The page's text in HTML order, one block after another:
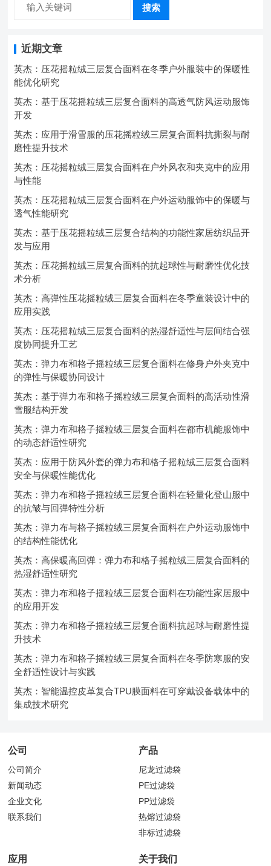
搜索
近期文章
英杰：压花摇粒绒三层复合面料在冬季户外服装中的保暖性
能优化研究
英杰：基于压花摇粒绒三层复合面料的高透气防风运动服饰
开发
英杰：应用于滑雪服的压花摇粒绒三层复合面料抗撕裂与耐
磨性提升技术
英杰：压花摇粒绒三层复合面料在户外风衣和夹克中的应用
与性能
英杰：压花摇粒绒三层复合面料在户外运动服饰中的保暖与
透气性能研究
英杰：基于压花摇粒绒三层复合结构的功能性家居纺织品开
发与应用
英杰：压花摇粒绒三层复合面料的抗起球性与耐磨性优化技
术分析
英杰：高弹性压花摇粒绒三层复合面料在冬季童装设计中的
应用实践
英杰：压花摇粒绒三层复合面料的热湿舒适性与层间结合强
度协同提升工艺
英杰：弹力布和格子摇粒绒三层复合面料在修身户外夹克中
的弹性与保暖协同设计
英杰：基于弹力布和格子摇粒绒三层复合面料的高活动性滑
雪服结构开发
英杰：弹力布和格子摇粒绒三层复合面料在都市机能服饰中
的动态舒适性研究
英杰：应用于防风外套的弹力布和格子摇粒绒三层复合面料
安全与保暖性能优化
英杰：弹力布和格子摇粒绒三层复合面料在轻量化登山服中
的抗皱与回弹特性分析
英杰：弹力布与格子摇粒绒三层复合面料在户外运动服饰中
的结构性能优化
英杰：高保暖高回弹：弹力布和格子摇粒绒三层复合面料的
热湿舒适性研究
英杰：弹力布和格子摇粒绒三层复合面料在功能性家居服中
的应用开发
英杰：弹力布和格子摇粒绒三层复合面料抗起球与耐磨性提
升技术
英杰：弹力布和格子摇粒绒三层复合面料在冬季防寒服的安
全舒适性设计与实践
英杰：智能温控皮革复合TPU膜面料在可穿戴设备载体中的
集成技术研究
公司
公司简介
新闻动态
企业文化
联系我们
产品
尼龙过滤袋
PE过滤袋
PP过滤袋
热熔过滤袋
非标过滤袋
应用 关于我们